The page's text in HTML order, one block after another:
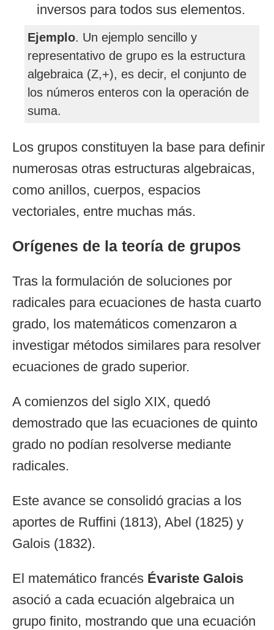
inversos para todos sus elementos.
Ejemplo. Un ejemplo sencillo y
representativo de grupo es la estructura
algebraica (Z,+), es decir, el conjunto de
los números enteros con la operación de
suma.
Los grupos constituyen la base para definir
numerosas otras estructuras algebraicas,
como anillos, cuerpos, espacios
vectoriales, entre muchas más.
Orígenes de la teoría de grupos
Tras la formulación de soluciones por
radicales para ecuaciones de hasta cuarto
grado, los matemáticos comenzaron a
investigar métodos similares para resolver
ecuaciones de grado superior.
A comienzos del siglo XIX, quedó
demostrado que las ecuaciones de quinto
grado no podían resolverse mediante
radicales.
Este avance se consolidó gracias a los
aportes de Ruffini (1813), Abel (1825) y
Galois (1832).
El matemático francés Évariste Galois
asoció a cada ecuación algebraica un
grupo finito, mostrando que una ecuación